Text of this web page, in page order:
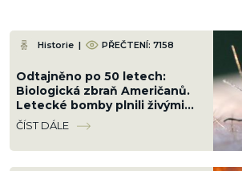
Historie | PŘEČTENÍ: 7158
Odtajněno po 50 letech:
Biologická zbraň Američanů.
Letecké bomby plnili živými
komáry a shazovali je na
obydlené čtvrti
ČÍST DÁLE